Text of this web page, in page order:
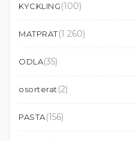
KYCKLING(100)
MATPRAT(1 260)
ODLA(35)
osorterat (2)
PASTA(156)